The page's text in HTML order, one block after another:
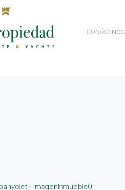
CONÓCENOS